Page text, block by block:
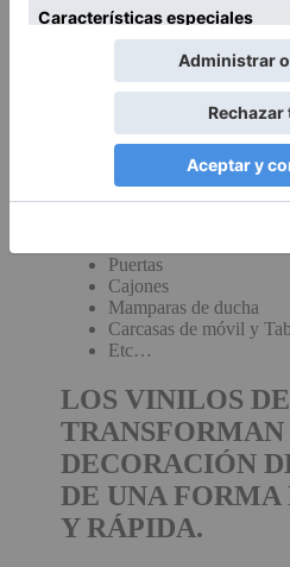
Te ofrecemos un amplio
forma que desees. Esto te va
escogido combine a la
elementos de la habitación o
Los vinilos de corte se
superficie:
Puertas
Cajones
Mamparas de ducha
Carcasas de móvil y
Etc…
LOS VINILOS
DECORACIÓN
DE UNA
Y RÁPIDA.